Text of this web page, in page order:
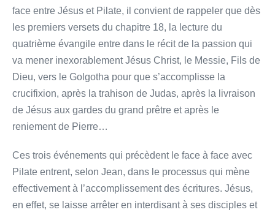
face entre Jésus et Pilate, il convient de rappeler que dès
les premiers versets du chapitre 18, la lecture du
quatrième évangile entre dans le récit de la passion qui
va mener inexorablement Jésus Christ, le Messie, Fils de
Dieu, vers le Golgotha pour que s’accomplisse la
crucifixion, après la trahison de Judas, après la livraison
de Jésus aux gardes du grand prêtre et après le
reniement de Pierre…
Ces trois événements qui précèdent le face à face avec
Pilate entrent, selon Jean, dans le processus qui mène
effectivement à l’accomplissement des écritures. Jésus,
en effet, se laisse arrêter en interdisant à ses disciples et